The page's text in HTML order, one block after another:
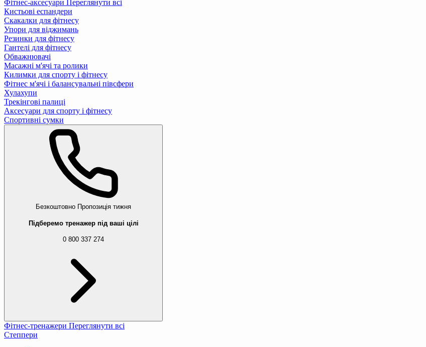
Фітнес-аксесуари
Переглянути всі
Кистьові еспандери
Скакалки для фітнесу
Упори для віджимань
Резинки для фітнесу
Гантелі для фітнесу
Обважнювачі
Масажні м'ячі та ролики
Килимки для спорту і фітнесу
Фітнес м'ячі і балансувальні півсфери
Хулахупи
Трекінгові палиці
Аксесуари для спорту і фітнесу
Спортивні сумки
Безкоштовно Пропозиція тижня
Підберемо тренажер під ваші цілі
0 800 337 274
Фітнес-тренажери Переглянути всі
Степпери